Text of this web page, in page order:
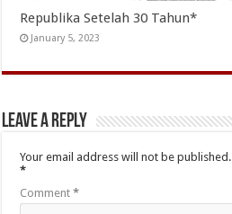
Republika Setelah 30 Tahun*
January 5, 2023
Leave a Reply
Your email address will not be published.
*
Comment*